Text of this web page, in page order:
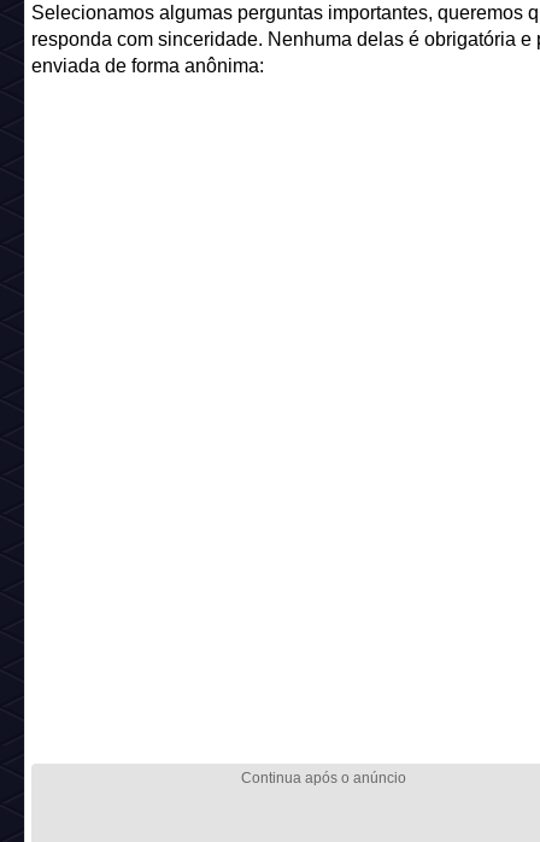
Selecionamos algumas perguntas importantes, queremos
responda com sinceridade. Nenhuma delas é obrigatória e
enviada de forma anônima: